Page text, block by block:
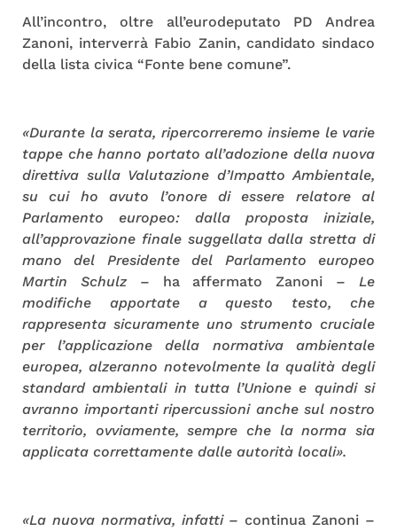
All’incontro, oltre all’eurodeputato PD Andrea
Zanoni, interverrà Fabio Zanin, candidato sindaco
della lista civica “Fonte bene comune”.
«Durante la serata, ripercorreremo insieme le varie
tappe che hanno portato all’adozione della nuova
direttiva sulla Valutazione d’Impatto Ambientale,
su cui ho avuto l’onore di essere relatore al
Parlamento europeo: dalla proposta iniziale,
all’approvazione finale suggellata dalla stretta di
mano del Presidente del Parlamento europeo
Martin Schulz– ha affermato Zanoni –Le
modifiche apportate a questo testo, che
rappresenta sicuramente uno strumento cruciale
per l’applicazione della normativa ambientale
europea, alzeranno notevolmente la qualità degli
standard ambientali in tutta l’Unione e quindi si
avranno importanti ripercussioni anche sul nostro
territorio, ovviamente, sempre che la norma sia
applicata correttamente dalle autorità locali».
«La nuova normativa, infatti– continua Zanoni –